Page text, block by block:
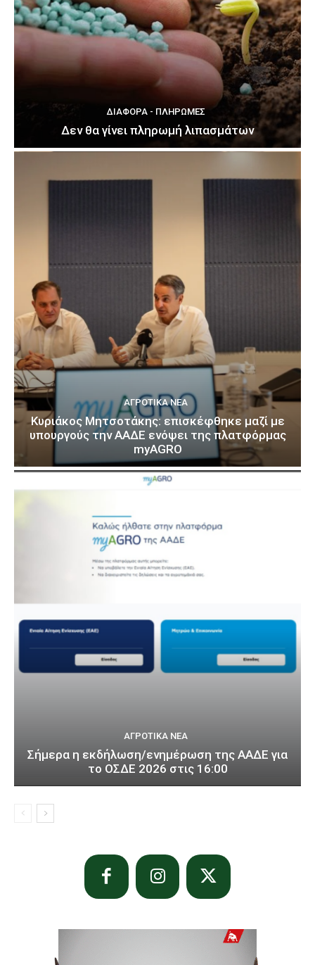
ΔΙΆΦΟΡΑ - ΠΛΗΡΩΜΈΣ
Δεν θα γίνει πληρωμή λιπασμάτων
ΑΓΡΟΤΙΚΆ ΝΈΑ
Κυριάκος Μητσοτάκης: επισκέφθηκε μαζί με
υπουργούς την ΑΑΔΕ ενόψει της πλατφόρμας
myAGRO
ΑΓΡΟΤΙΚΆ ΝΈΑ
Σήμερα η εκδήλωση/ενημέρωση της ΑΑΔΕ για
το ΟΣΔΕ 2026 στις 16:00